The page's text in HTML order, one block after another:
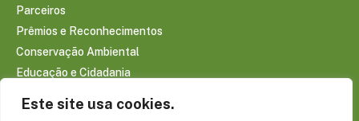
Este site usa cookies.
Parceiros
Prêmios e Reconhecimentos
Conservação Ambiental
Educação e Cidadania